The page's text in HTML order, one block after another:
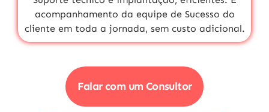
acompanhamento da equipe de Sucesso do
cliente em toda a jornada, sem custo adicional.
Falar com um Consultor